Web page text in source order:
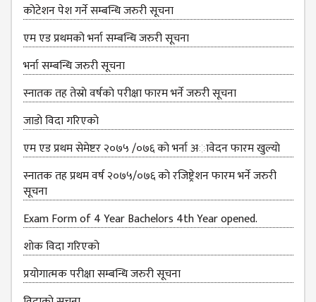
कोटेशन पेश गर्ने सम्बन्धि जरुरी सूचना
एम एड प्रथमको भर्ना सम्बन्धि जरुरी सूचना
भर्ना सम्बन्धि जरुरी सूचना
स्नातक तह तेस्राे वर्षकाे परीक्षा फारम भर्ने जरुरी सूचना
जाडाे विदा गरिएकाे
एम एड प्रथम सेमेष्टर २०७५ /०७६ काे भर्ना अावेदन फारम खुल्याे
स्नातक तह प्रथम वर्ष २०७५/०७६ काे रजिष्ट्रेशन फारम भर्ने जरुरी
सूचना
Exam Form of 4 Year Bachelors 4th Year opened.
शाेक विदा गरिएकाे
प्रयोगात्मक परीक्षा सम्बन्धि जरुरी सूचना